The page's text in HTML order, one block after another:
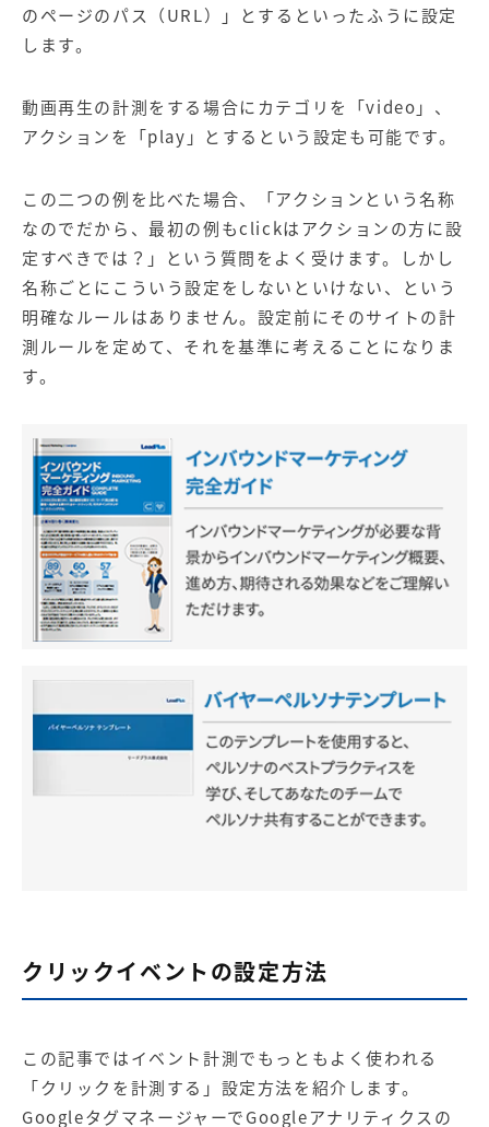
のページのパス（URL）」とするといったふうに設定
します。
動画再生の計測をする場合にカテゴリを「video」、
アクションを「play」とするという設定も可能です。
この二つの例を比べた場合、「アクションという名称
なのでだから、最初の例もclickはアクションの方に設
定すべきでは？」という質問をよく受けます。しかし
名称ごとにこういう設定をしないといけない、という
明確なルールはありません。設定前にそのサイトの計
測ルールを定めて、それを基準に考えることになりま
す。
クリックイベントの設定方法
この記事ではイベント計測でもっともよく使われる
「クリックを計測する」設定方法を紹介します。
GoogleタグマネージャーでGoogleアナリティクスの